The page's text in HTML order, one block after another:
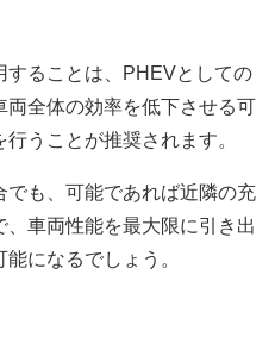
することは、PHEVとしての
全体の効率を低下させる可
うことが推奨されます。
も、可能であれば近隣の充
車両性能を最大限に引き出
になるでしょう。